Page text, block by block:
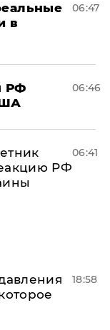
в
06:47
РФ
06:46
РФ
06:41
18:58